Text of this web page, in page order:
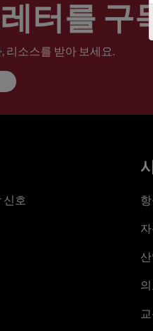
터를 구
리소스를 받아 보세요.
신호